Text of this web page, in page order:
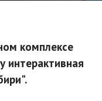
комплексе
интерактивная